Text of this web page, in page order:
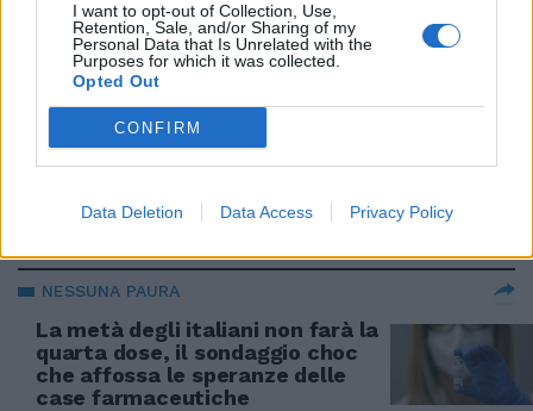
I want to opt-out of Collection, Use,
Retention, Sale, and/or Sharing of my
Personal Data that Is Unrelated with the
Purposes for which it was collected.
Opted Out
CONFIRM
Data Deletion Data Access Privacy Policy
13/04/2022
PREVENZIONE
Covid, quarta dose per gli over
80 e gli over 60. E in autunno
12/04/2022
NESSUNA PAURA
La metà degli italiani non farà la
quarta dose, il sondaggio choc
che affossa le speranze delle
case farmaceutiche